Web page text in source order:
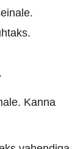
Kanna